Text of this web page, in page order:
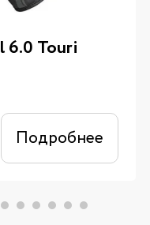
6.0 Touri
Подробнее